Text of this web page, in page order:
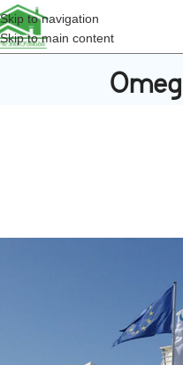
Skip to navigation
Skip to main content